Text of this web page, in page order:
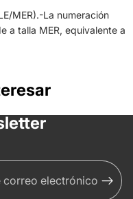
MER).-La numeración
a talla MER, equivalente a